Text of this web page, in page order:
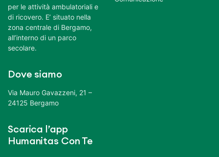
per le attività ambulatoriali e
di ricovero. E’ situato nella
zona centrale di Bergamo,
all’interno di un parco
secolare.
Dove siamo
Via Mauro Gavazzeni, 21 –
24125 Bergamo
Scarica l’app
Humanitas Con Te